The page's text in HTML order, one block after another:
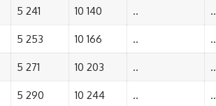
5 241 10 140 .. ..
5 253 10 166 .. ..
5 271 10 203 .. ..
5 290 10 244 .. ..